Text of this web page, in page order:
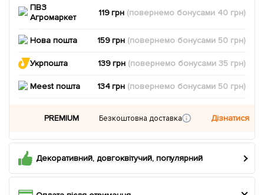
ПВЗ
Агромаркет
119 грн (повернемо бонусами 40 грн)
Нова пошта 159 грн (повернемо бонусами 50 грн)
Укрпошта 139 грн (повернемо бонусами35 грн)
Meest пошта 134 грн (повернемо бонусами 50 грн)
PREMIUM Безкоштовна доставка Дізнатися
Декоративний, довгоквітучий, популярний